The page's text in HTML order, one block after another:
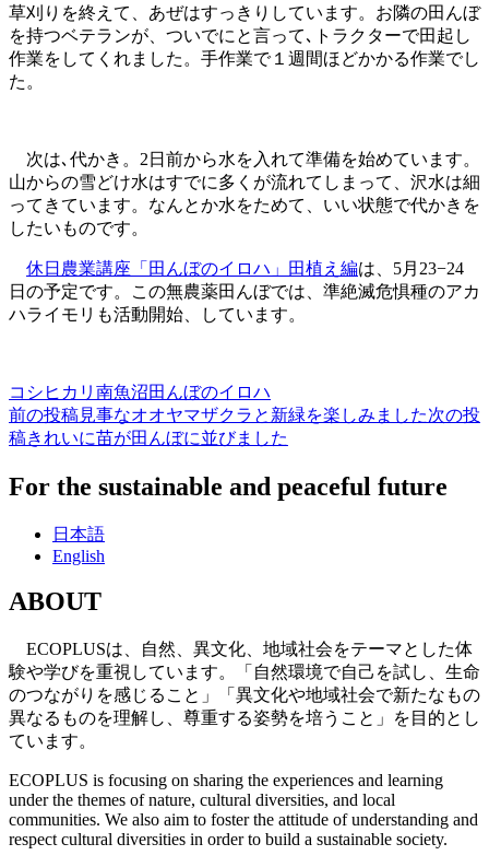
草刈りを終えて、あぜはすっきりしています。お隣の田んぼ
を持つベテランが、ついでにと言って､トラクターで田起し
作業をしてくれました。手作業で１週間ほどかかる作業でし
た。
次は､代かき。2日前から水を入れて準備を始めています。
山からの雪どけ水はすでに多くが流れてしまって、沢水は細
ってきています。なんとか水をためて、いい状態で代かきを
したいものです。
休日農業講座「田んぼのイロハ」田植え編は、5月23−24
日の予定です。この無農薬田んぼでは、準絶滅危惧種のアカ
ハライモリも活動開始、しています。
コシヒカリ 南魚沼田んぼのイロハ
投
稿
ナ
ー
ョ
ン
前の投稿見事なオオヤマザクラと新緑を楽しみました次の投
稿きれいに苗が田んぼに並びました
For the sustainable and peaceful future
日本語
English
ABOUT
ECOPLUSは、自然、異文化、地域社会をテーマとした体
験や学びを重視しています。「自然環境で自己を試し、生命
のつながりを感じること」「異文化や地域社会で新たなもの
異なるものを理解し、尊重する姿勢を培うこと」を目的とし
ています。
ECOPLUS is focusing on sharing the experiences and learning
under the themes of nature, cultural diversities, and local
communities. We also aim to foster the attitude of understanding and
respect cultural diversities in order to build a sustainable society.